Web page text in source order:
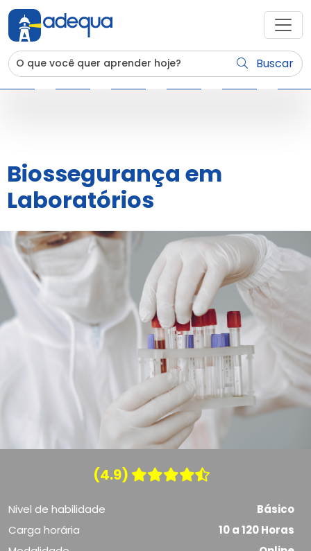
Buscar
Biossegurança em
Laboratórios
(4.9)
Nivel de habilidade
Básico
Carga horária
10 a 120 Horas